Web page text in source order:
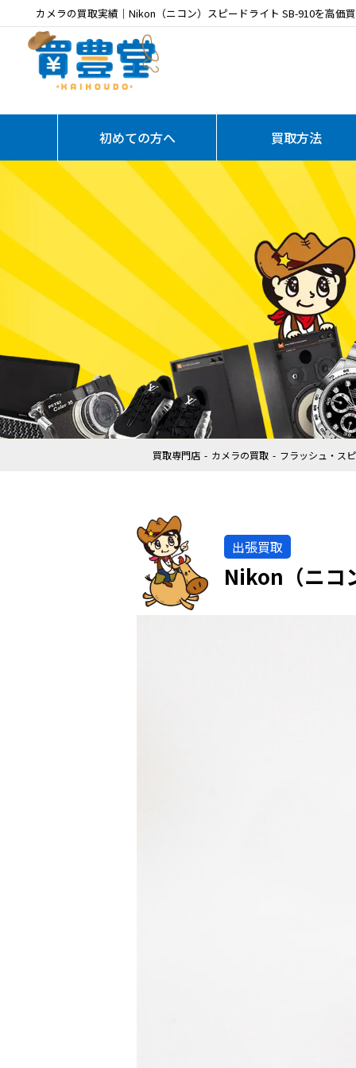
カメラの買取実績｜Nikon（ニコン）スピードライト SB-910を高価
初めての方へ 買取方法
買取専門店 カメラの買取 フラッシュ・ス
出張買取
Nikon（ニコ